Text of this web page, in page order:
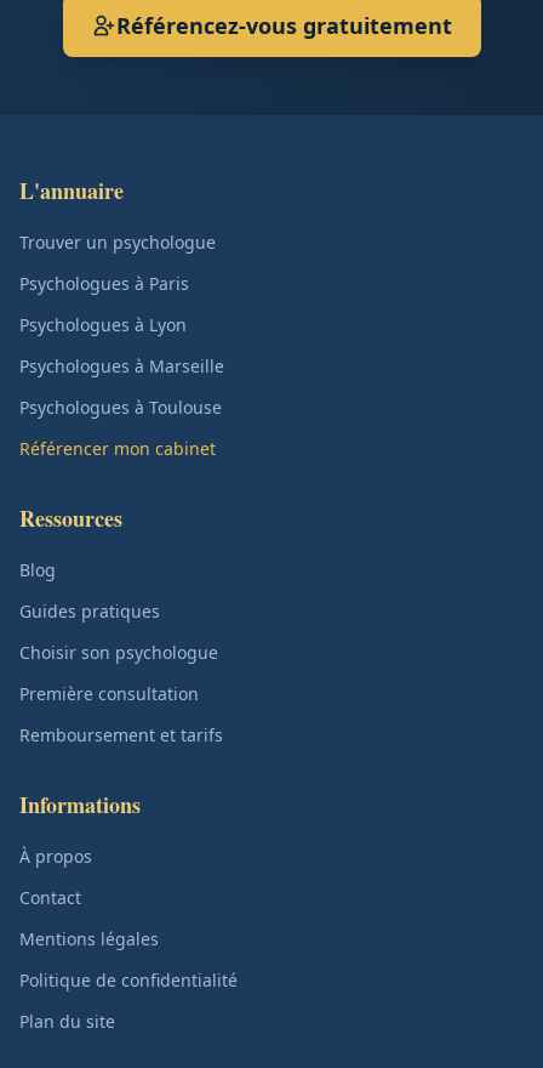
Référencez-vous gratuitement
L'annuaire
Trouver un psychologue
Psychologues à Paris
Psychologues à Lyon
Psychologues à Marseille
Psychologues à Toulouse
Référencer mon cabinet
Ressources
Blog
Guides pratiques
Choisir son psychologue
Première consultation
Remboursement et tarifs
Informations
À propos
Contact
Mentions légales
Politique de confidentialité
Plan du site